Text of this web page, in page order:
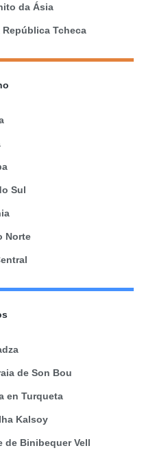
da Ásia
Tcheca
Sul
Norte
de Son Bou
en Turqueta
Kalsoy
de Binibequer Vell